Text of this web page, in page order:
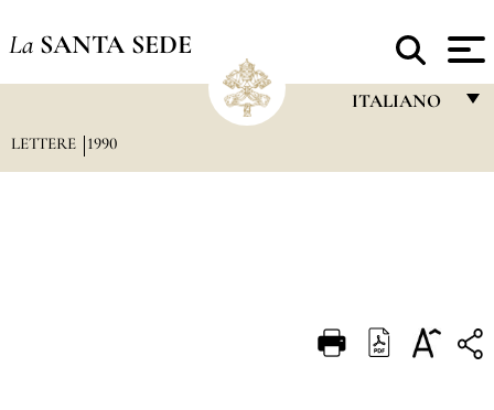
La SANTA SEDE
ITALIANO
DEUTSCH
LETTERE 1990